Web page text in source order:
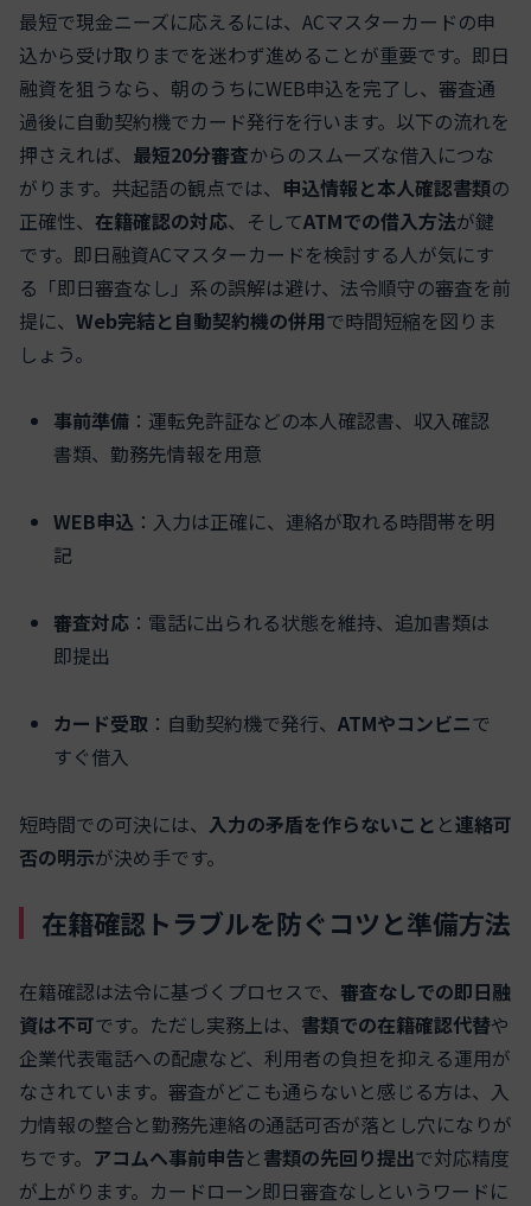
最短で現金ニーズに応えるには、ACマスターカードの申
込から受け取りまでを迷わず進めることが重要です。即日
融資を狙うなら、朝のうちにWEB申込を完了し、審査通
過後に自動契約機でカード発行を行います。以下の流れを
押さえれば、 最短20分審査からのスムーズな借入につな
がります。共起語の観点では、 申込情報と本人確認書類の
正確性、 在籍確認の対応、そしてATMでの借入方法が鍵
です。即日融資ACマスターカードを検討する人が気にす
る「即日審査なし」系の誤解は避け、法令順守の審査を前
提に、 Web完結と自動契約機の併用で時間短縮を図りま
しょう。
事前準備 ：運転免許証などの本人確認書、収入確認
書類、勤務先情報を用意
WEB申込 ：入力は正確に、連絡が取れる時間帯を明
記
審査対応 ：電話に出られる状態を維持、追加書類は
即提出
カード受取 ：自動契約機で発行、ATMやコンビニで
すぐ借入
短時間での可決には、 入力の矛盾を作らないこと と連絡可
否の明示が決め手です。
在籍確認トラブルを防ぐコツと準備方法
在籍確認は法令に基づくプロセスで、 審査なしでの即日融
資は不可です。ただし実務上は、 書類での在籍確認代替や
企業代表電話への配慮など、利用者の負担を抑える運用が
なされています。審査がどこも通らないと感じる方は、入
力情報の整合と勤務先連絡の通話可否が落とし穴になりが
ちです。 アコムへ事前申告と書類の先回り提出で対応精度
が上がります。カードローン即日審査なしというワードに